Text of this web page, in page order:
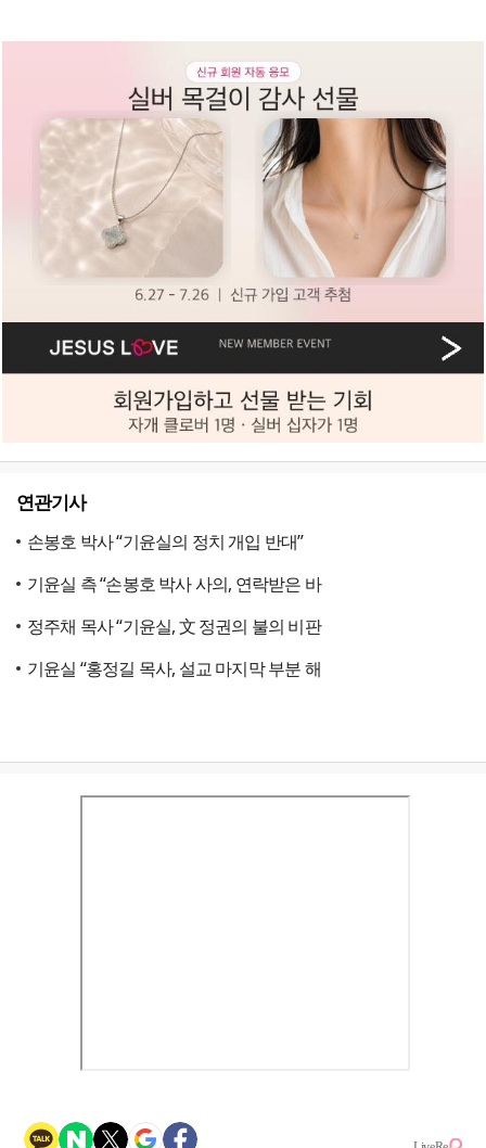
연관기사
손봉호 박사 “기윤실의 정치 개입 반대”
기윤실 측 “손봉호 박사 사의, 연락받은 바
정주채 목사 “기윤실, 文 정권의 불의 비판
기윤실 “홍정길 목사, 설교 마지막 부분 해